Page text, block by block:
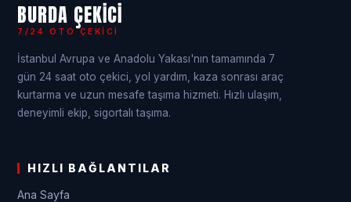
BURDA ÇEKICI
7/24 OTO ÇEKICI
İstanbul Avrupa ve Anadolu Yakası'nın tamamında 7
gün 24 saat oto çekici, yol yardım, kaza sonrası araç
kurtarma ve uzun mesafe taşıma hizmeti. Hızlı ulaşım,
deneyimli ekip, sigortalı taşıma.
HIZLI BAĞLANTILAR
Ana Sayfa